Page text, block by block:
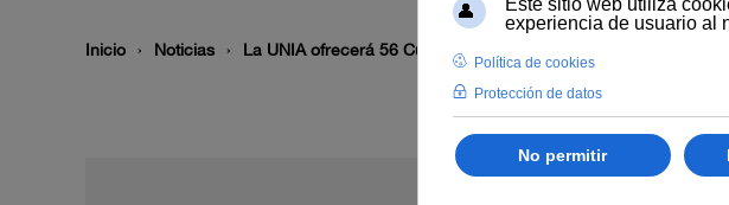
Inicio Noticias La UNIA ofrecerá 56 Cursos de Verano en su programación de